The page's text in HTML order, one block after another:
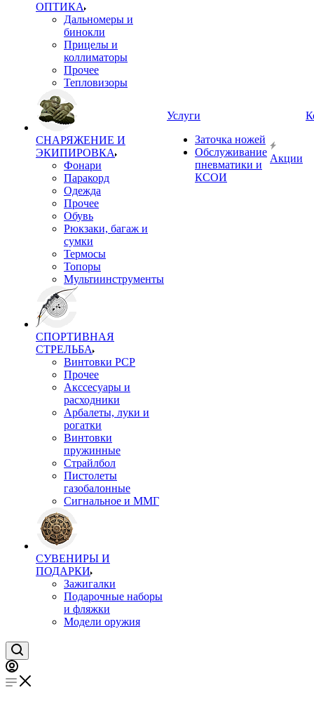
ОПТИКА
Дальномеры и
бинокли
Прицелы и
коллиматоры
Прочее
Тепловизоры
СНАРЯЖЕНИЕ И
ЭКИПИРОВКА
Фонари
Паракорд
Одежда
Прочее
Обувь
Рюкзаки, багаж и
сумки
Термосы
Топоры
Мультиинструменты
СПОРТИВНАЯ
СТРЕЛЬБА
Винтовки PCP
Прочее
Акссесуары и
расходники
Арбалеты, луки и
рогатки
Винтовки
пружинные
Страйлбол
Пистолеты
газобалонные
Сигнальное и ММГ
СУВЕНИРЫ И
ПОДАРКИ
Зажигалки
Подарочные наборы
и фляжки
Модели оружия
Услуги
Заточка ножей
Обслуживание
пневматики и
КСОИ
Акции